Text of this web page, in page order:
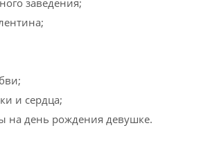
заведения;
и сердца;
на день рождения девушке.